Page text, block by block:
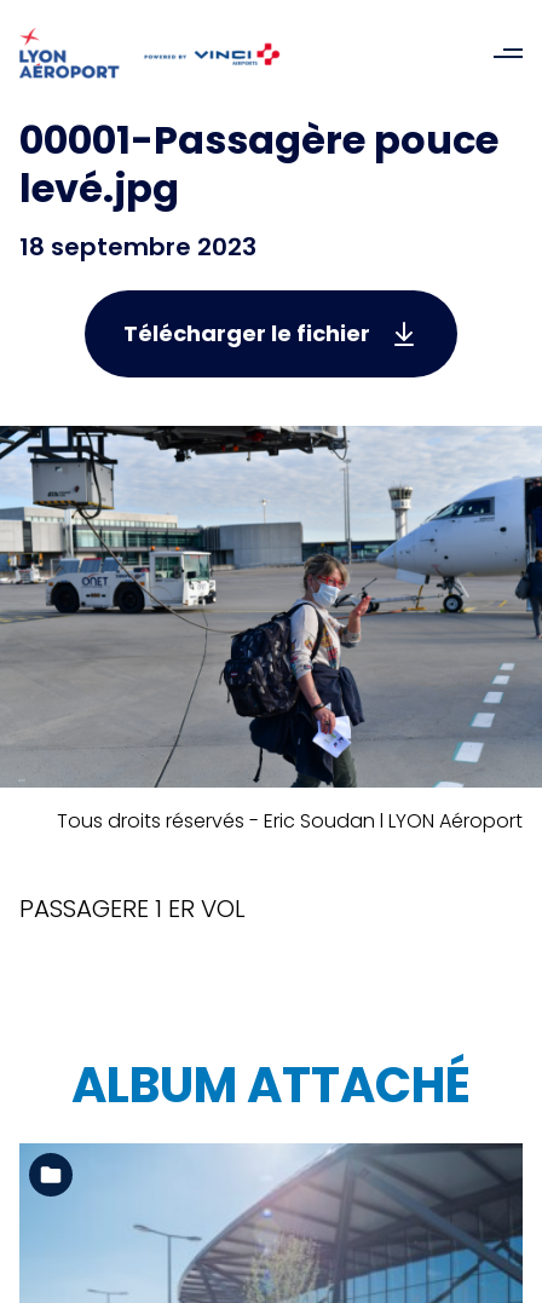
00001-Passagère pouce
levé.jpg
18 septembre 2023
Télécharger le fichier
Tous droits réservés - Eric Soudan l LYON Aéroport
PASSAGERE 1 ER VOL
ALBUM ATTACHÉ
Voir l'album